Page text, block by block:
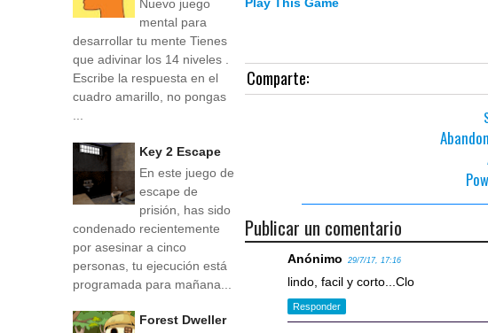
Comparte:
Publicar un comentario
Anónimo 29/7/17, 17:16
lindo, facil y corto...Clo
Responder
Nuevo juego
mental para
desarrollar tu mente Tienes
que adivinar los 14 niveles .
Escribe la respuesta en el
cuadro amarillo, no pongas
...
Key 2 Escape
En este juego de
escape de
prisión, has sido
condenado recientemente
por asesinar a cinco
personas, tu ejecución está
programada para mañana...
Forest Dweller